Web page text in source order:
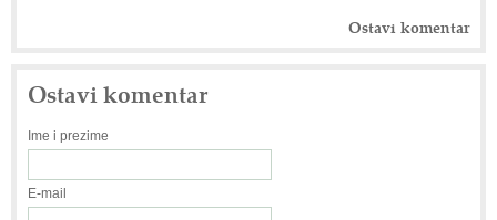
Ostavi komentar
Ostavi komentar
Ime i prezime
E-mail